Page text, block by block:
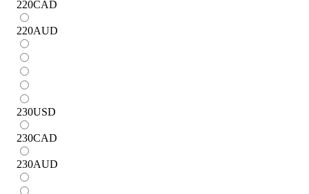
220CAD
220AUD
230USD
230CAD
230AUD